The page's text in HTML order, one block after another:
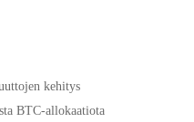
kehitys
BTC-allokaatiota